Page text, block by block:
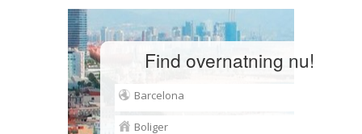
Find overnatning nu!